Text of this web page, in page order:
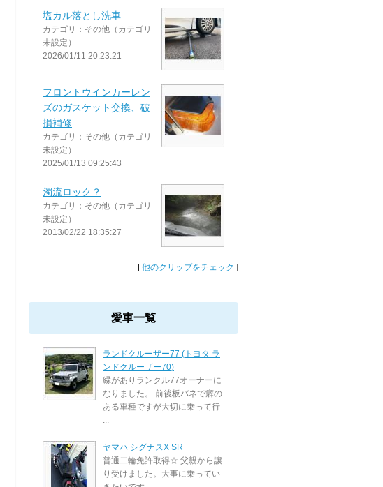
塩カル落とし洗車
カテゴリ：その他（カテゴリ
未設定）
2026/01/11 20:23:21
フロントウインカーレン
ズのガスケット交換、破
損補修
カテゴリ：その他（カテゴリ
未設定）
2025/01/13 09:25:43
濁流ロック？
カテゴリ：その他（カテゴリ
未設定）
2013/02/22 18:35:27
[他のクリップをチェック ]
愛車一覧
ランドクルーザー77 (トヨタ ラ
ンドクルーザー70)
縁がありランクル77オーナーに
なりました。 前後板バネで癖の
ある車種ですが大切に乗って行
...
ヤマハ シグナスX SR
普通二輪免許取得☆ 父親から譲
り受けました。大事に乗ってい